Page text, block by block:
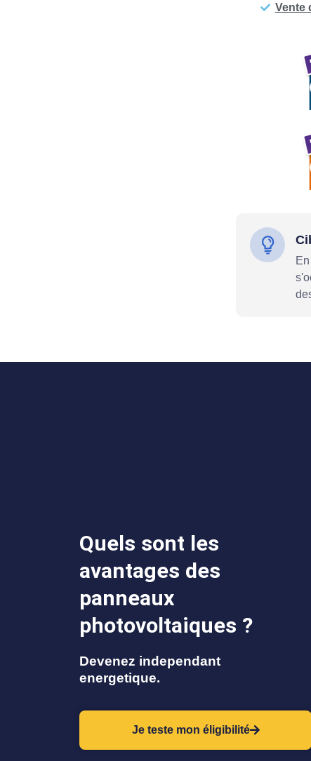
Vente
Quels sont les
avantages des
panneaux
photovoltaiques ?
Devenez independant
energetique.
Je teste mon éligibilité